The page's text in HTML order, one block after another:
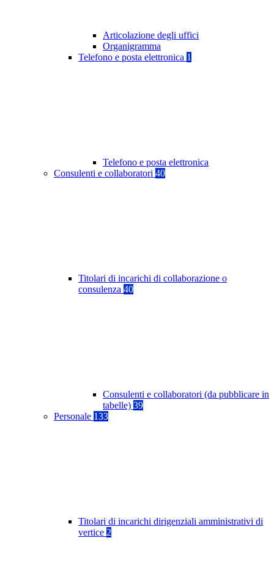
Articolazione degli uffici
Organigramma
Telefono e posta elettronica 1
Telefono e posta elettronica
Consulenti e collaboratori 40
Titolari di incarichi di collaborazione o
consulenza 40
Consulenti e collaboratori (da pubblicare in
tabelle) 39
Personale 133
Titolari di incarichi dirigenziali amministrativi di
vertice 2